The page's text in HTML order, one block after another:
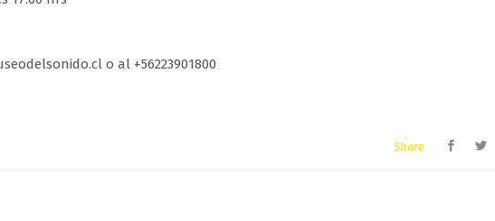
o al +56223901800
Share